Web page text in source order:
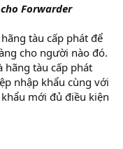
Forwarder
tàu cấp phát để
cho người nào đó.
tàu cấp phát
nhập khẩu cùng với
mới đủ điều kiện